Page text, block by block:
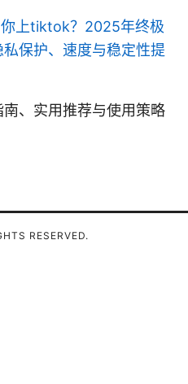
上tiktok？2025年终极
保护、速度与稳定性提
、实用推荐与使用策略
RESERVED.